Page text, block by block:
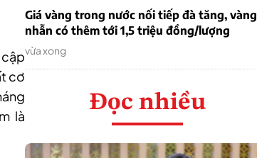
cập
cơ
là
Giá vàng trong nước nối tiếp đà tăng, vàng
nhẫn có thêm tới 1,5 triệu đồng/lượng
vừa xong
Đọc nhiều